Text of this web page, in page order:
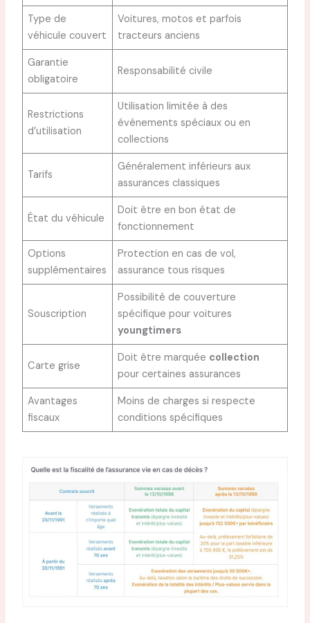
Type de
véhicule couvert
Voitures, motos et parfois
tracteurs anciens
Garantie
obligatoire
Responsabilité civile
Restrictions
d’utilisation
Utilisation limitée à des
événements spéciaux ou en
collections
Tarifs
Généralement inférieurs aux
assurances classiques
État du véhicule
Doit être en bon état de
fonctionnement
Options
supplémentaires
Protection en cas de vol,
assurance tous risques
Souscription
Possibilité de couverture
spécifique pour voitures
youngtimers
Carte grise
Doit être marquée collection
pour certaines assurances
Avantages
fiscaux
Moins de charges si respecte
conditions spécifiques